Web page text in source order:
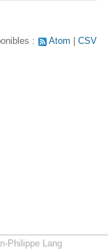
: Atom CSV
Philippe Lang